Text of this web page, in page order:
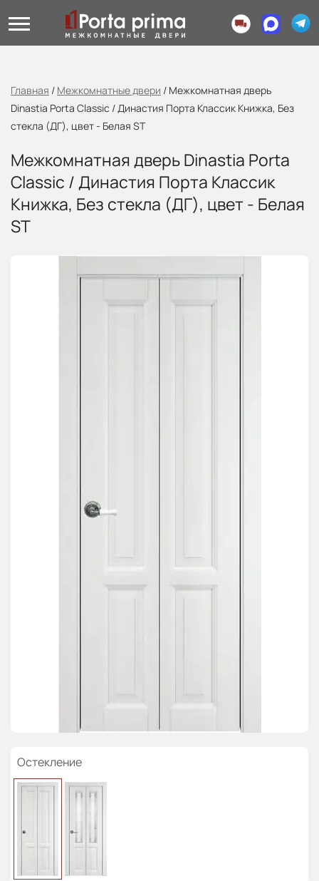
Главная / Межкомнатные двери / Межкомнатная дверь
Dinastia Porta Classic / Династия Порта Классик Книжка, Без
стекла (ДГ), цвет - Белая ST
Межкомнатная дверь Dinastia Porta
Classic / Династия Порта Классик
Книжка, Без стекла (ДГ), цвет - Белая
ST
Остекление